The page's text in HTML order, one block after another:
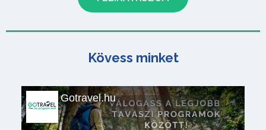
Kövess minket
Gotravel.hu